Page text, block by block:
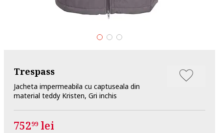
Trespass
Jacheta impermeabila cu captuseala din
material teddy Kristen, Gri inchis
75299 lei